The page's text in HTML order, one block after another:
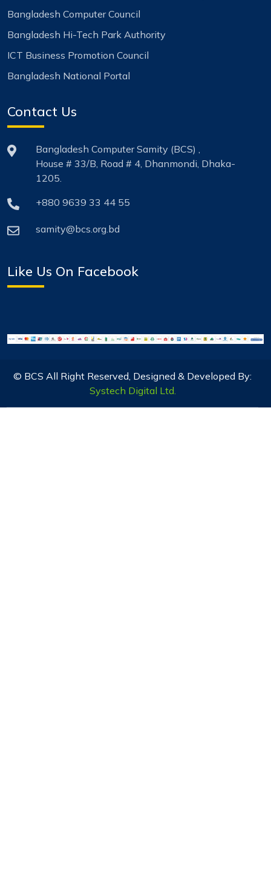
Bangladesh Computer Council
Bangladesh Hi-Tech Park Authority
ICT Business Promotion Council
Bangladesh National Portal
Contact Us
Bangladesh Computer Samity (BCS) ,
House # 33/B, Road # 4, Dhanmondi, Dhaka-
1205.
+880 9639 33 44 55
samity@bcs.org.bd
Like Us On Facebook
© BCS All Right Reserved, Designed & Developed By:
Systech Digital Ltd.